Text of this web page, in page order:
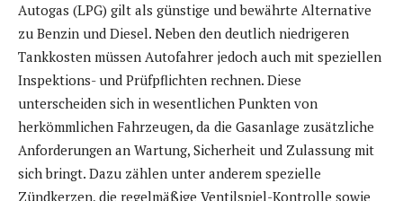
Autogas (LPG) gilt als günstige und bewährte Alternative
zu Benzin und Diesel. Neben den deutlich niedrigeren
Tankkosten müssen Autofahrer jedoch auch mit speziellen
Inspektions- und Prüfpflichten rechnen. Diese
unterscheiden sich in wesentlichen Punkten von
herkömmlichen Fahrzeugen, da die Gasanlage zusätzliche
Anforderungen an Wartung, Sicherheit und Zulassung mit
sich bringt. Dazu zählen unter anderem spezielle
Zündkerzen, die regelmäßige Ventilspiel-Kontrolle sowie